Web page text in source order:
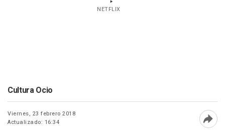
NETFLIX
Cultura Ocio
Viernes, 23 febrero 2018
Actualizado: 16:34